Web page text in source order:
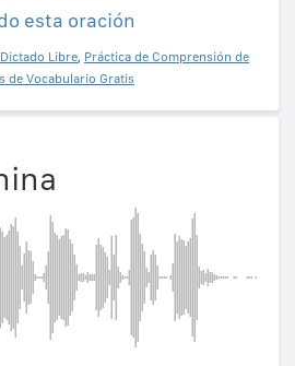
esta oración
Libre, Práctica de Comprensión de
de Vocabulario Gratis